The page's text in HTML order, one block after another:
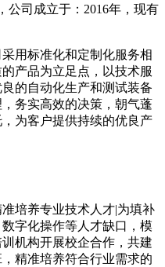
公司成立于：2016年，现有
用标准化和定制化服务相
产品为立足点，以技术服
的自动化生产和测试装备
务实高效的决策，朝气蓬
为客户提供持续的优良产
培养专业技术人才|为填补
字化操作等人才缺口，模
机构开展校企合作，共建
精准培养符合行业需求的